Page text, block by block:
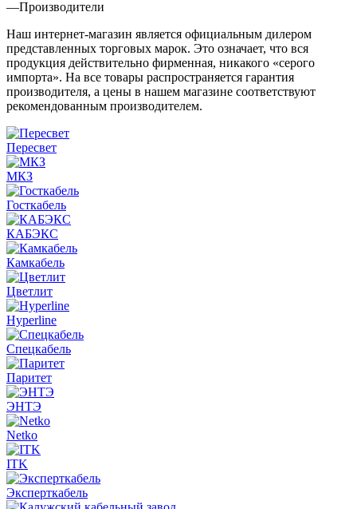
—Производители
Наш интернет-магазин является официальным дилером
представленных торговых марок. Это означает, что вся
продукция действительно фирменная, никакого «серого
импорта». На все товары распространяется гарантия
производителя, а цены в нашем магазине соответствуют
рекомендованным производителем.
Пересвет
МКЗ
Госткабель
КАБЭКС
Камкабель
Цветлит
Hyperline
Спецкабель
Паритет
ЭНТЭ
Netko
ITK
Эксперткабель